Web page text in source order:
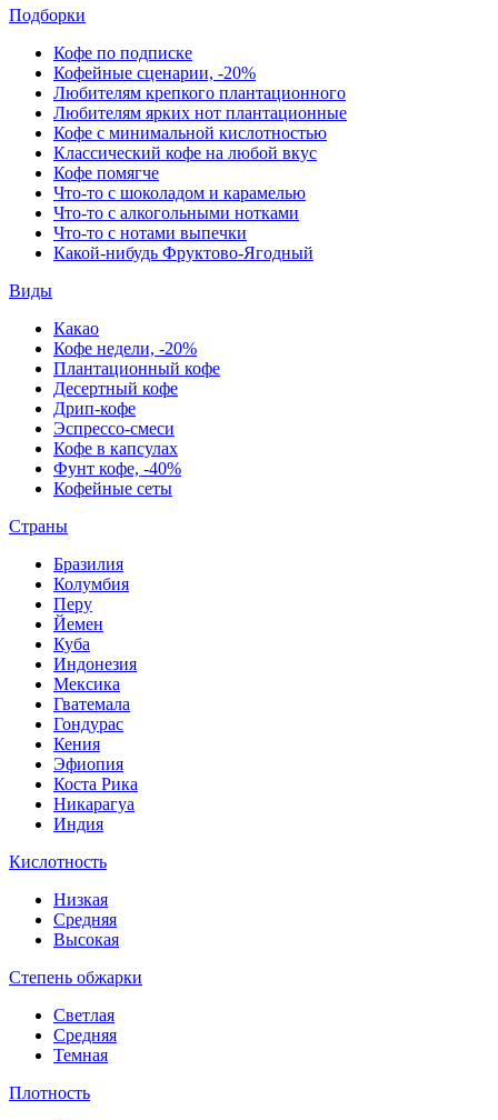
Подборки
Кофе по подписке
Кофейные сценарии, -20%
Любителям крепкого плантационного
Любителям ярких нот плантационные
Кофе с минимальной кислотностью
Классический кофе на любой вкус
Кофе помягче
Что-то с шоколадом и карамелью
Что-то с алкогольными нотками
Что-то с нотами выпечки
Какой-нибудь Фруктово-Ягодный
Виды
Какао
Кофе недели, -20%
Плантационный кофе
Десертный кофе
Дрип-кофе
Эспрессо-смеси
Кофе в капсулах
Фунт кофе, -40%
Кофейные сеты
Страны
Бразилия
Колумбия
Перу
Йемен
Куба
Индонезия
Мексика
Гватемала
Гондурас
Кения
Эфиопия
Коста Рика
Никарагуа
Индия
Кислотность
Низкая
Средняя
Высокая
Степень обжарки
Светлая
Средняя
Темная
Плотность